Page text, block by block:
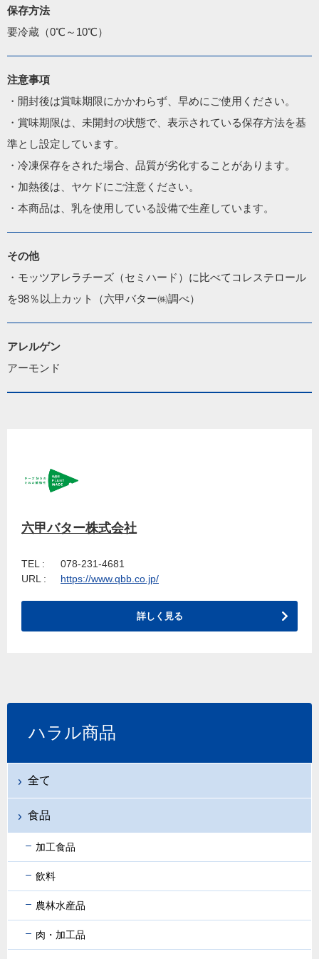
保存方法
要冷蔵（0℃～10℃）
注意事項
・開封後は賞味期限にかかわらず、早めにご使用ください。
・賞味期限は、未開封の状態で、表示されている保存方法を基
準とし設定しています。
・冷凍保存をされた場合、品質が劣化することがあります。
・加熱後は、ヤケドにご注意ください。
・本商品は、乳を使用している設備で生産しています。
その他
・モッツアレラチーズ（セミハード）に比べてコレステロール
を98％以上カット（六甲バター㈱調べ）
アレルゲン
アーモンド
六甲バター株式会社
TEL :
078-231-4681
URL :
https://www.qbb.co.jp/
詳しく見る
ハラル商品
全て
食品
加工食品
飲料
農林水産品
肉・加工品